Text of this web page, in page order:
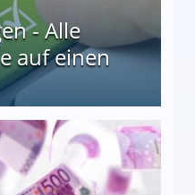
- Alle
auf einen